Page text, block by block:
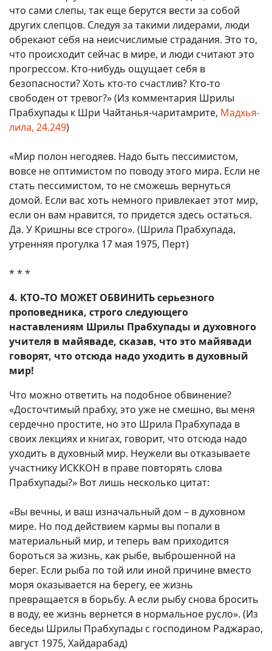
что сами слепы, так еще берутся вести за собой
других слепцов. Следуя за такими лидерами, люди
обрекают себя на неисчислимые страдания. Это то,
что происходит сейчас в мире, и люди считают это
прогрессом. Кто-нибудь ощущает себя в
безопасности? Хоть кто-то счастлив? Кто-то
свободен от тревог?» (Из комментария Шрилы
Прабхупады к Шри Чайтанья-чаритамрите, Мадхья-
лила, 24.249)
«Мир полон негодяев. Надо быть пессимистом,
вовсе не оптимистом по поводу этого мира. Если не
стать пессимистом, то не сможешь вернуться
домой. Если вас хоть немного привлекает этот мир,
если он вам нравится, то придется здесь остаться.
Да. У Кришны все строго». (Шрила Прабхупада,
утренняя прогулка 17 мая 1975, Перт)
* * *
4. КТО–ТО МОЖЕТ ОБВИНИТЬ серьезного
проповедника, строго следующего
наставлениям Шрилы Прабхупады и духовного
учителя в майяваде, сказав, что это майявади
говорят, что отсюда надо уходить в духовный
мир!
Что можно ответить на подобное обвинение?
«Досточтимый прабху, это уже не смешно, вы меня
сердечно простите, но это Шрила Прабхупада в
своих лекциях и книгах, говорит, что отсюда надо
уходить в духовный мир. Неужели вы отказываете
участнику ИСККОН в праве повторять слова
Прабхупады?» Вот лишь несколько цитат:
«Вы вечны, и ваш изначальный дом – в духовном
мире. Но под действием кармы вы попали в
материальный мир, и теперь вам приходится
бороться за жизнь, как рыбе, выброшенной на
берег. Если рыба по той или иной причине вместо
моря оказывается на берегу, ее жизнь
превращается в борьбу. А если рыбу снова бросить
в воду, ее жизнь вернется в нормальное русло». (Из
беседы Шрилы Прабхупады с господином Раджарао,
август 1975, Хайдарабад)